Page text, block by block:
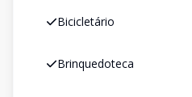
Bicicletário
Brinquedoteca